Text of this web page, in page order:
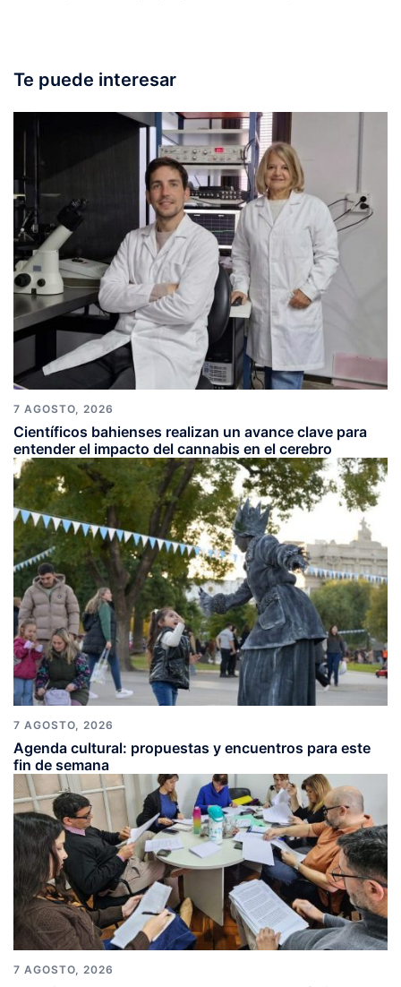
Te puede interesar
7 AGOSTO, 2026
Científicos bahienses realizan un avance clave para
entender el impacto del cannabis en el cerebro
7 AGOSTO, 2026
Agenda cultural: propuestas y encuentros para este
fin de semana
7 AGOSTO, 2026